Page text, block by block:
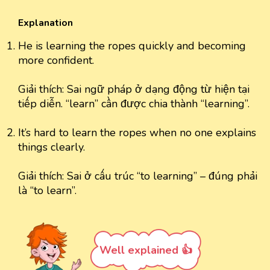
Explanation
He is learning the ropes quickly and becoming
more confident.
Giải thích: Sai ngữ pháp ở dạng động từ hiện tại
tiếp diễn. “learn” cần được chia thành “learning”.
It’s hard to learn the ropes when no one explains
things clearly.
Giải thích: Sai ở cấu trúc “to learning” – đúng phải
là “to learn”.
Well explained 👍